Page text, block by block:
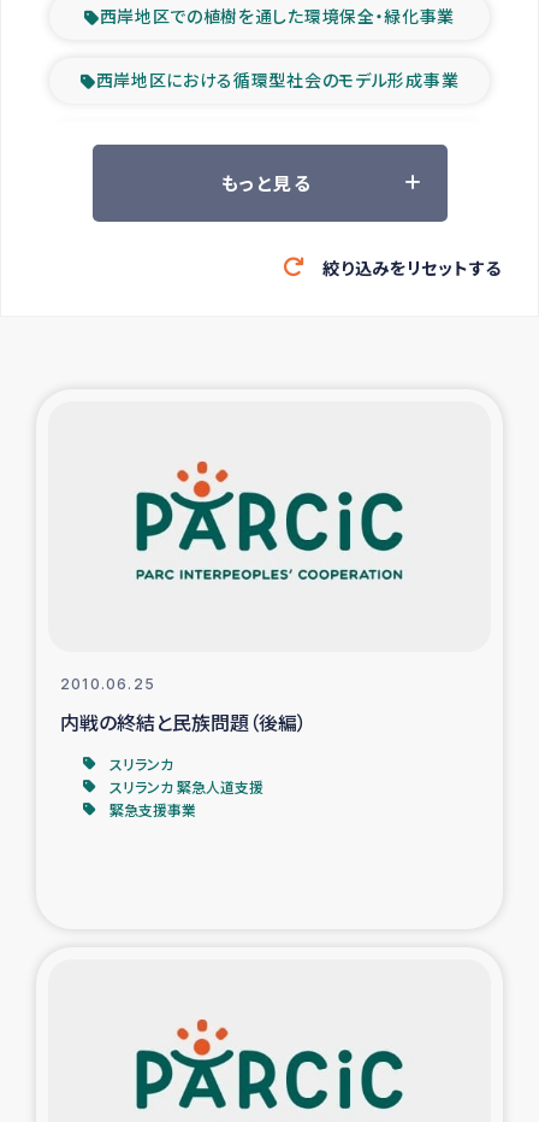
西岸地区での植樹を通した環境保全・緑化事業
西岸地区における循環型社会のモデル形成事業
ツアー参加者の声
緊急救援の時代
大雨による洪水被災者支援
カカオ生産者支援事業
インドネシア中部 スラウェシの地震・津波被災者支援
スリランカ ムライティブ県帰還民の生活再建支援
スリランカの南北女性をつなぐサリー・リサイクル・プロ
ジェクト
もっと見る
絞り込みをリセットする
2010.06.25
内戦の終結と民族問題（後編）
スリランカ
スリランカ 緊急人道支援
緊急支援事業